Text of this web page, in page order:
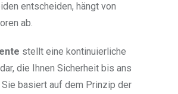
entscheiden, hängt von
ab.
stellt eine kontinuierliche
die Ihnen Sicherheit bis ans
basiert auf dem Prinzip der